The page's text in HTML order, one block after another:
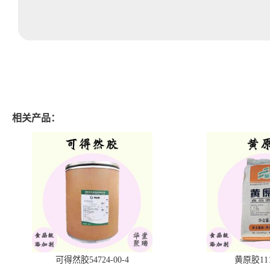
相关产品：
可得然胶54724-00-4 黄原胶